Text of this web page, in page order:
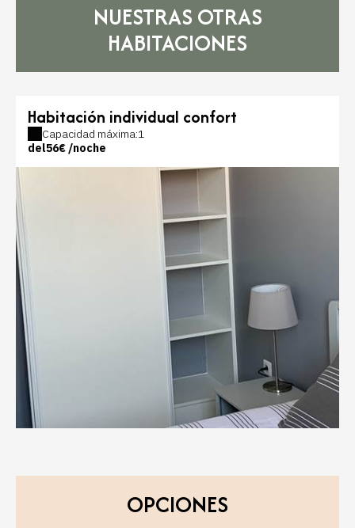
NUESTRAS OTRAS
HABITACIONES
Habitación individual confort
Capacidad máxima:1
del56€ /noche
OPCIONES